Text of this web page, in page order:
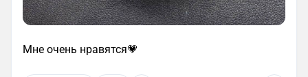
Мне очень нравятся💗